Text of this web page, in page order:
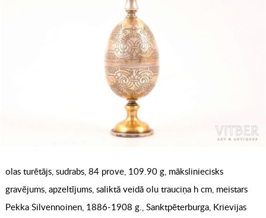
olas turētājs, sudrabs, 84 prove, 109.90 g, māksliniecisks
gravējums, apzeltījums, saliktā veidā olu trauciņa h cm, meistars
Pekka Silvennoinen, 1886-1908 g., Sanktpēterburga, Krievijas